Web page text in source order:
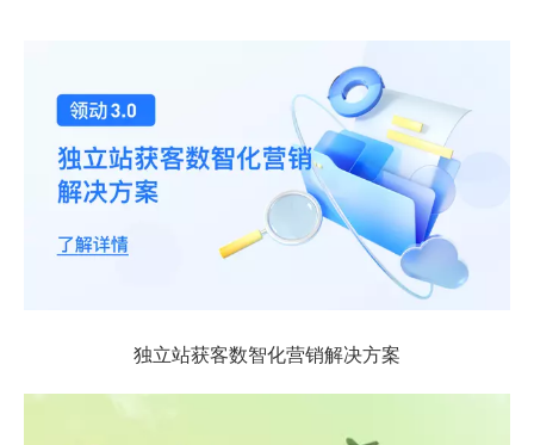
独立站获客数智化营销解决方案